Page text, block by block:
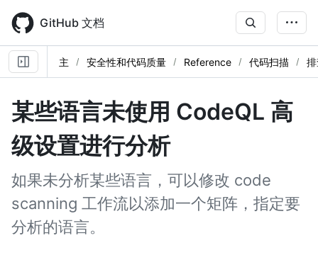
main
content
GitHub 文档
主 安全性和代码质量 Reference 代码扫描
某些语言未使用 CodeQL 高
级设置进行分析
如果未分析某些语言，可以修改 code
scanning 工作流以添加一个矩阵，指定要
分析的语言。